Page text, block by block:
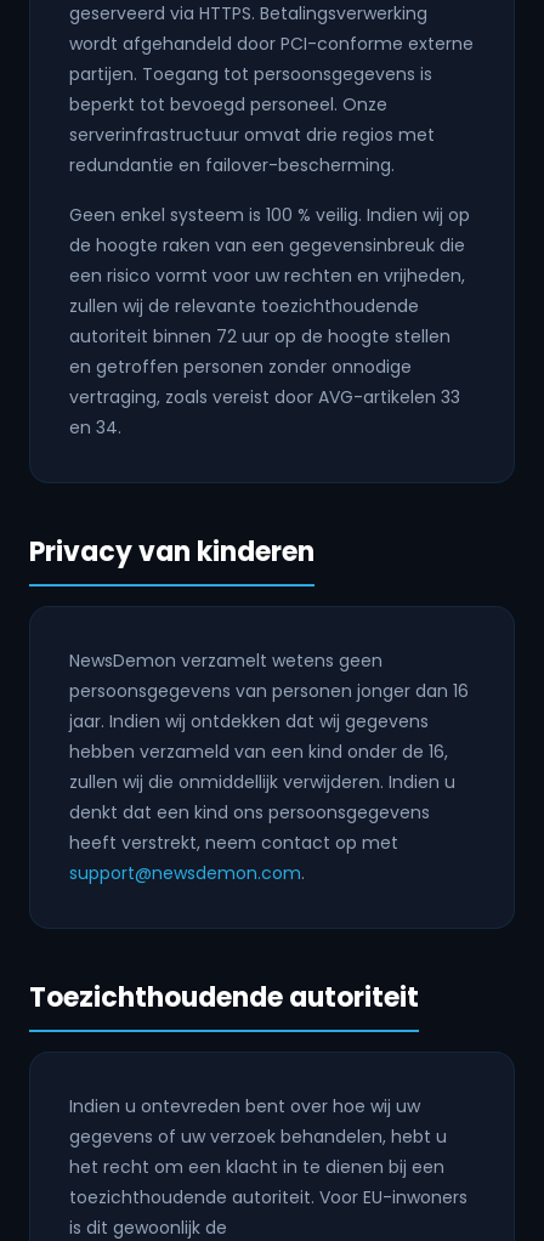
geserveerd via HTTPS. Betalingsverwerking
wordt afgehandeld door PCI-conforme externe
partijen. Toegang tot persoonsgegevens is
beperkt tot bevoegd personeel. Onze
serverinfrastructuur omvat drie regios met
redundantie en failover-bescherming.
Geen enkel systeem is 100 % veilig. Indien wij op
de hoogte raken van een gegevensinbreuk die
een risico vormt voor uw rechten en vrijheden,
zullen wij de relevante toezichthoudende
autoriteit binnen 72 uur op de hoogte stellen
en getroffen personen zonder onnodige
vertraging, zoals vereist door AVG-artikelen 33
en 34.
Privacy van kinderen
NewsDemon verzamelt wetens geen
persoonsgegevens van personen jonger dan 16
jaar. Indien wij ontdekken dat wij gegevens
hebben verzameld van een kind onder de 16,
zullen wij die onmiddellijk verwijderen. Indien u
denkt dat een kind ons persoonsgegevens
heeft verstrekt, neem contact op met
support@newsdemon.com.
Toezichthoudende autoriteit
Indien u ontevreden bent over hoe wij uw
gegevens of uw verzoek behandelen, hebt u
het recht om een klacht in te dienen bij een
toezichthoudende autoriteit. Voor EU-inwoners
is dit gewoonlijk de